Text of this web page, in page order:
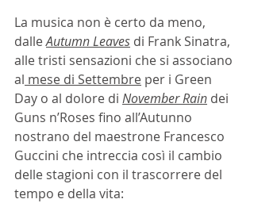
La musica non è certo da meno,
dalle Autumn Leaves di Frank Sinatra,
alle tristi sensazioni che si associano
al mese di Settembre per i Green
Day o al dolore di November Rain dei
Guns n’Roses fino all’Autunno
nostrano del maestrone Francesco
Guccini che intreccia così il cambio
delle stagioni con il trascorrere del
tempo e della vita: